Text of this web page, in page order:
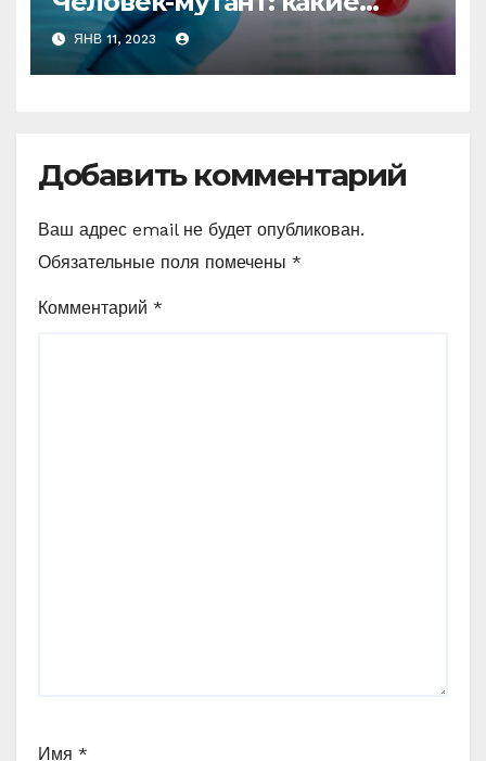
генетические
«суперспособности» есть у
вас?
ЯНВ 11, 2023
Добавить комментарий
Ваш адрес email не будет опубликован.
Обязательные поля помечены *
Комментарий *
Имя *